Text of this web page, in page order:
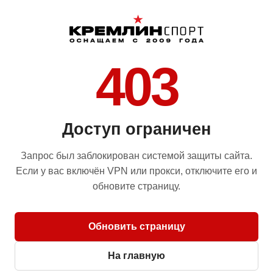
403
Доступ ограничен
Запрос был заблокирован системой защиты сайта.
Если у вас включён VPN или прокси, отключите его и
обновите страницу.
Обновить страницу
На главную